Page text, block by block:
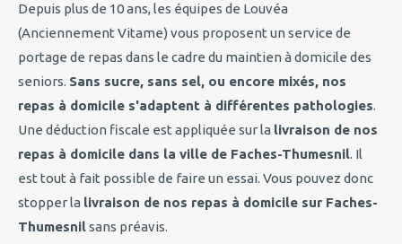
Depuis plus de 10 ans, les équipes de Louvéa
(Anciennement Vitame) vous proposent un service de
portage de repas dans le cadre du maintien à domicile des
seniors. Sans sucre, sans sel, ou encore mixés, nos
repas à domicile s'adaptent à différentes pathologies.
Une déduction fiscale est appliquée sur la livraison de nos
repas à domicile dans la ville de Faches-Thumesnil. Il
est tout à fait possible de faire un essai. Vous pouvez donc
stopper la livraison de nos repas à domicile sur Faches-
Thumesnilsans préavis.